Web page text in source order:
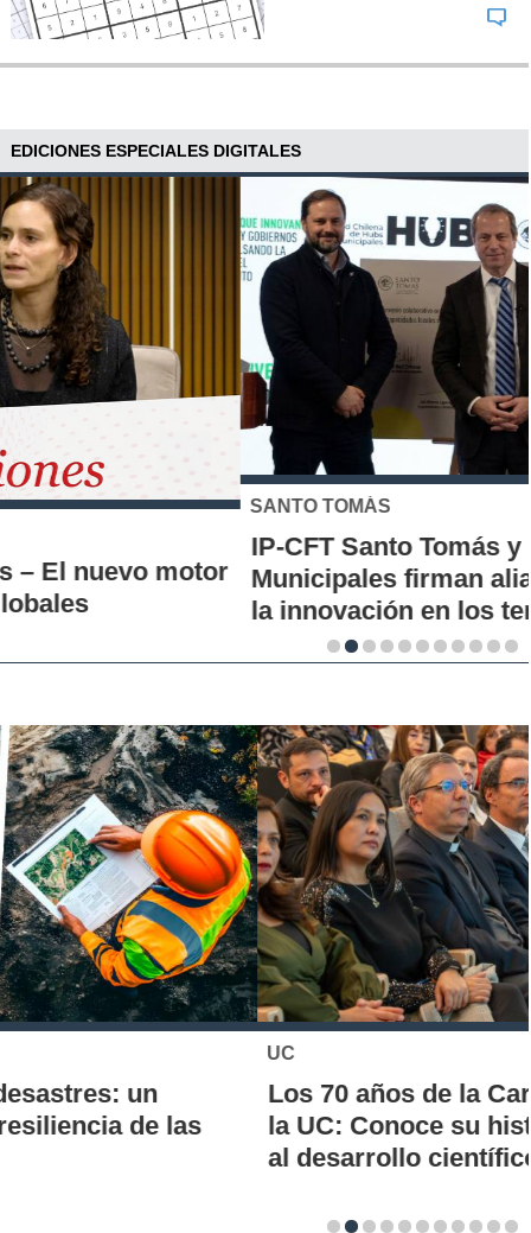
Netanyahu?Y si nada, ¿qué (información
Araqchí afirmó queIrán "nunca aceptará nada que
diga un criminal de guerra buscado"
, en referencia
a Netanyahu.
Ante este escenario y con las partes decididas a no
ceder,repetir el éxito de 2015 en las negociaciones
parece una misión imposible
EDICIONES ESPECIALES DIGITALES
SANTO TOMÁS
IP-CFT Santo Tomás y Red de Hubs
Municipales firman alianza para impulsar
la innovación en los territorios
Los 70 años de la Carrera de Química de
la UC: Conoce su historia, hitos y aporte
al desarrollo científico del país